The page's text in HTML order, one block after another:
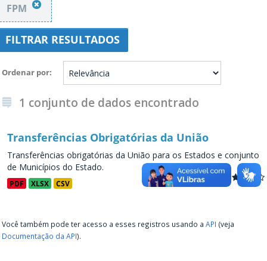
FPM
FILTRAR RESULTADOS
Ordenar por
1 conjunto de dados encontrado
Transferências Obrigatórias da União
Transferências obrigatórias da União para os Estados e conjunto
de Municípios do Estado.
PDF XLSX CSV
Você também pode ter acesso a esses registros usando a API (veja
Documentação da API).